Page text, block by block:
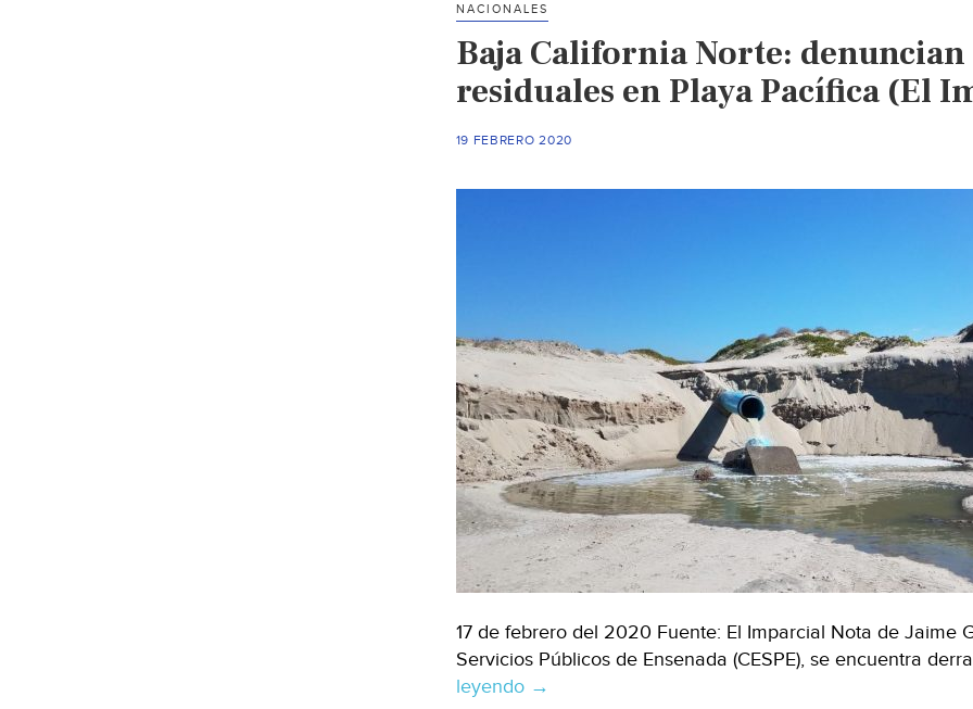
NACIONALES
Baja California Norte: denuncian
residuales en Playa Pacífica (El
19 FEBRERO 2020
17 de febrero del 2020 Fuente: El Imparcial Nota de Jaime
Servicios Públicos de Ensenada (CESPE), se encuentra
leyendo Baja
→